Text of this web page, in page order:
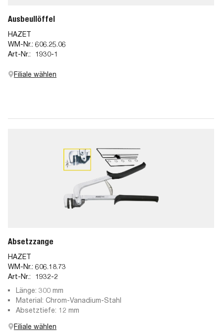
Ausbeullöffel
HAZET
WM-Nr.: 606.25.06
Art-Nr.:
1930-1
Filiale wählen
Absetzzange
HAZET
WM-Nr.: 606.18.73
Art-Nr.:
1932-2
Länge: 300 mm
Material: Chrom-Vanadium-Stahl
Absetztiefe: 12 mm
Filiale wählen